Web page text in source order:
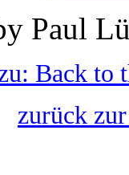
Paul
Back to
zurück